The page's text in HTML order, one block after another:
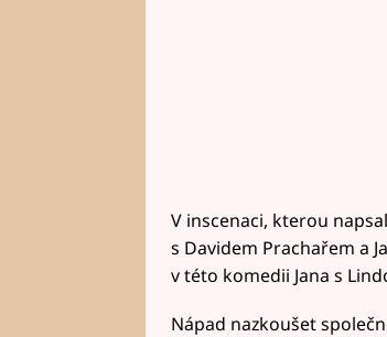
V inscenaci, kterou
s Davidem Prachařem a
v této komedii Jana s
Nápad nazkoušet